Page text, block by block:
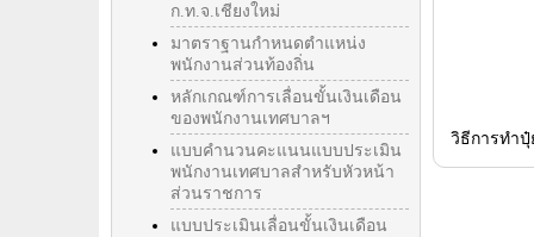
ก.ท.จ.เชียงใหม่
มาตราฐานกำหนดตำแหน่ง
พนักงานส่วนท้องถิ่น
หลักเกณฑ์การเลื่อนขั้นเงินเดือน
ของพนักงานเทศบาลฯ
แบบคำนวนคะแนนแบบประเมิน
พนักงานเทศบาลสำหรับหัวหน้า
ส่วนราชการ
แบบประเมินเลื่อนขั้นเงินเดือน
วิธีการทำปุ๋